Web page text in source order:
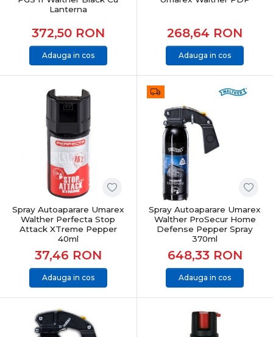
Lanterna
372,50 RON
Adauga in cos
268,64 RON
Adauga in cos
Spray Autoaparare Umarex
Walther Perfecta Stop
Attack XTreme Pepper
40ml
37,46 RON
Adauga in cos
Spray Autoaparare Umarex
Walther ProSecur Home
Defense Pepper Spray
370ml
648,33 RON
Adauga in cos